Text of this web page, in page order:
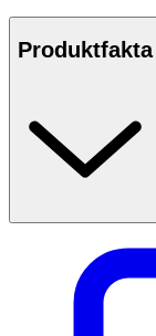
Produktfakta